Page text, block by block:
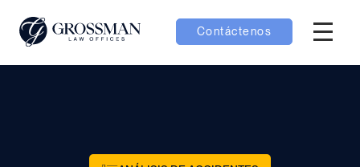
Contáctenos
Menú